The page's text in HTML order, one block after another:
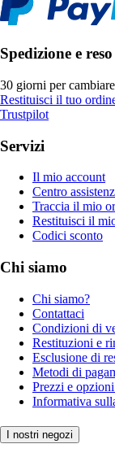
Spedizione e reso
30 giorni per
Restituisci il tuo
Trustpilot
Servizi
Il mio account
Centro
Traccia il mio
Restituisci il
Codici sconto
Chi siamo
Chi siamo?
Contattaci
Condizioni di
Restituzioni e
Esclusione di
Metodi di
Prezzi e
Informativa
I nostri negozi